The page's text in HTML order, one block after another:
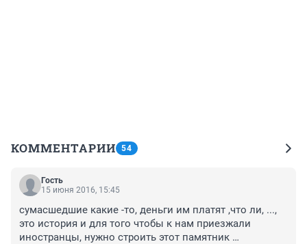
КОММЕНТАРИИ 54
Гость
15 июня 2016, 15:45
сумасшедшие какие -то, деньги им платят ,что ли, ...,
это история и для того чтобы к нам приезжали
иностранцы, нужно строить этот памятник